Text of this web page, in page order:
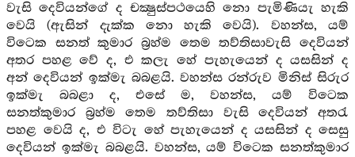
වැසි දෙවියන්ගේ ද චක්‍ෂුස්පථයෙහි නො පැමිණියැ හැකි
වෙයි (ඇසින් දැක්ක නො හැකි වෙයි). වහන්ස, යම්
විටෙක සනත් කුමාර බ්‍රහ්ම තෙම තව්තිසාවැසි දෙවියන්
අතර පහළ වේ ද, එ කලැ හේ පැහැයෙන් ද යසසින් ද
අන් දෙවියන් ඉක්මැ බබළයි. වහන්ස රන්රුව මිනිස් සිරුර
ඉක්මැ බබළා ද, එසේ ම, වහන්ස, යම් විටෙක
සනත්කුමාර බ්‍රහ්ම තෙම තව්තිසා වැසි දෙවියන් අතරැ
පහළ වෙයි ද, එ විටැ හේ පැහැයෙන් ද යසසින් ද සෙසු
දෙවියන් ඉක්මැ බබළයි. වහන්ස, යම් විටෙක සනත්කුමාර